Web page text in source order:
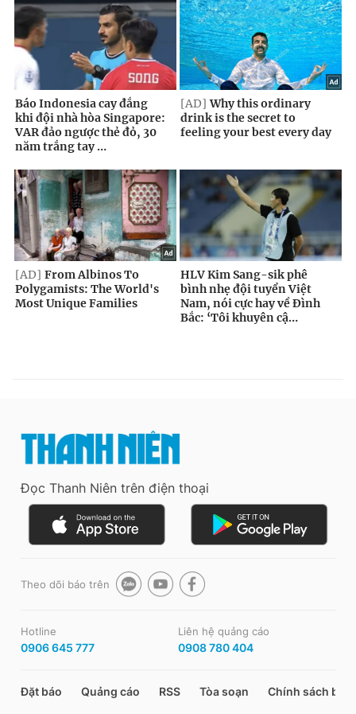
Đọc Thanh Niên trên điện thoại
Theo dõi báo trên
Hotline
0906 645 777
Liên hệ quảng cáo
0908 780 404
Đặt báo Quảng cáo RSS Tòa soạn Chính sách bảo